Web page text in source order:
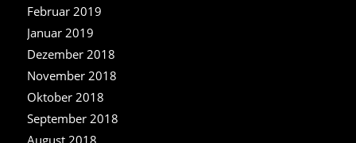
Februar 2019
Januar 2019
Dezember 2018
November 2018
Oktober 2018
September 2018
August 2018